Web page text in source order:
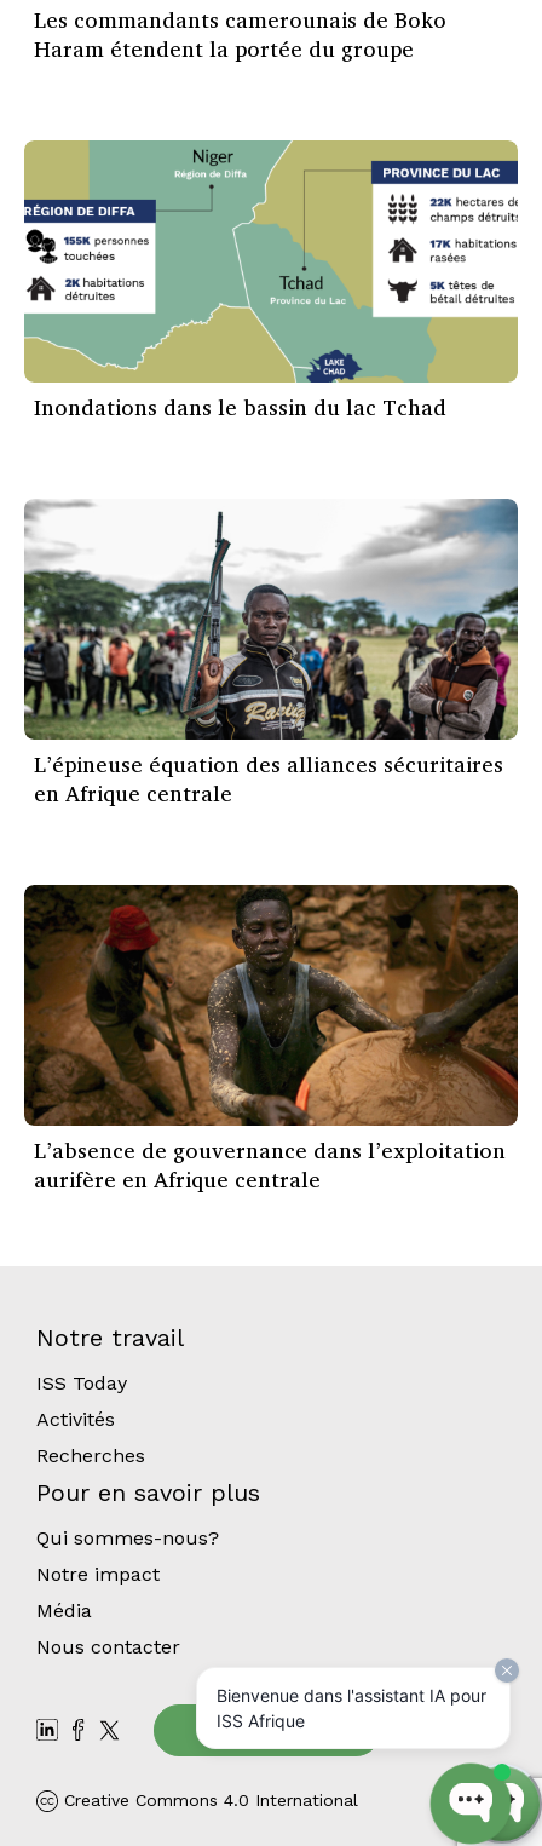
Les commandants camerounais de Boko
Haram étendent la portée du groupe
Inondations dans le bassin du lac Tchad
L’épineuse équation des alliances sécuritaires
en Afrique centrale
L’absence de gouvernance dans l’exploitation
aurifère en Afrique centrale
Notre travail
ISS Today
Activités
Recherches
Pour en savoir plus
Qui sommes-nous?
Notre impact
Média
Nous contacter
Abonnez-vous
Creative Commons 4.0 International
Bienvenue dans l'assistant IA pour
ISS Afrique